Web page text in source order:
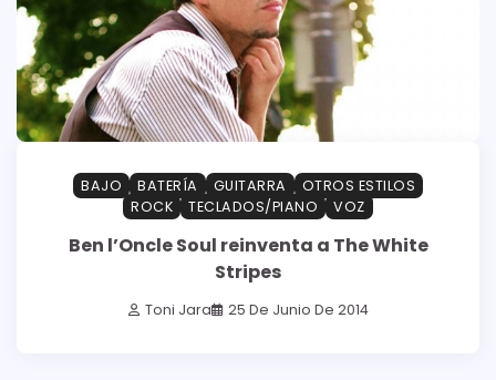
BAJO BATERÍA GUITARRA
OTROS ESTILOS
ROCK
TECLADOS/PIANO VOZ
Ben l’Oncle Soul reinventa a The White
Stripes
Toni Jara 25 De Junio De 2014